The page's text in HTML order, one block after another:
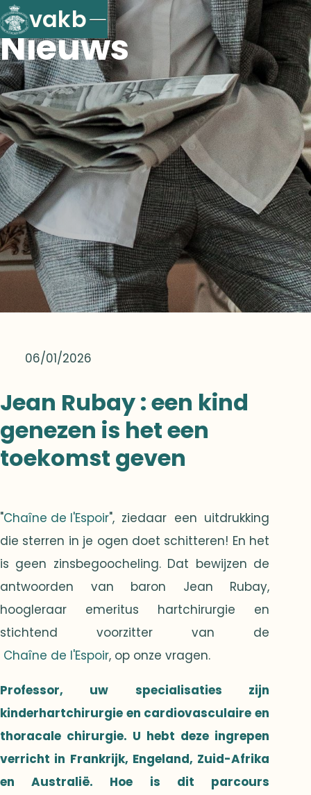
vakb
Nieuws
06/01/2026
Jean Rubay : een kind
genezen is het een
toekomst geven
"Chaîne de l'Espoir", ziedaar een uitdrukking
die sterren in je ogen doet schitteren! En het
is geen zinsbegoocheling. Dat bewijzen de
antwoorden van baron Jean Rubay,
hoogleraar emeritus hartchirurgie en
stichtend voorzitter van de
Chaîne de l'Espoir, op onze vragen.
Professor, uw specialisaties zijn
kinderhartchirurgie en cardiovasculaire en
thoracale chirurgie. U hebt deze ingrepen
verricht in Frankrijk, Engeland, Zuid-Afrika
en Australië. Hoe is dit parcours